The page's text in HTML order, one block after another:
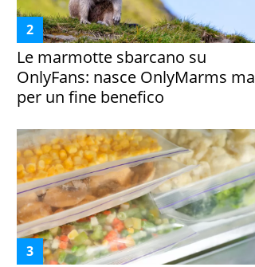
Le marmotte sbarcano su
OnlyFans: nasce OnlyMarms ma
per un fine benefico